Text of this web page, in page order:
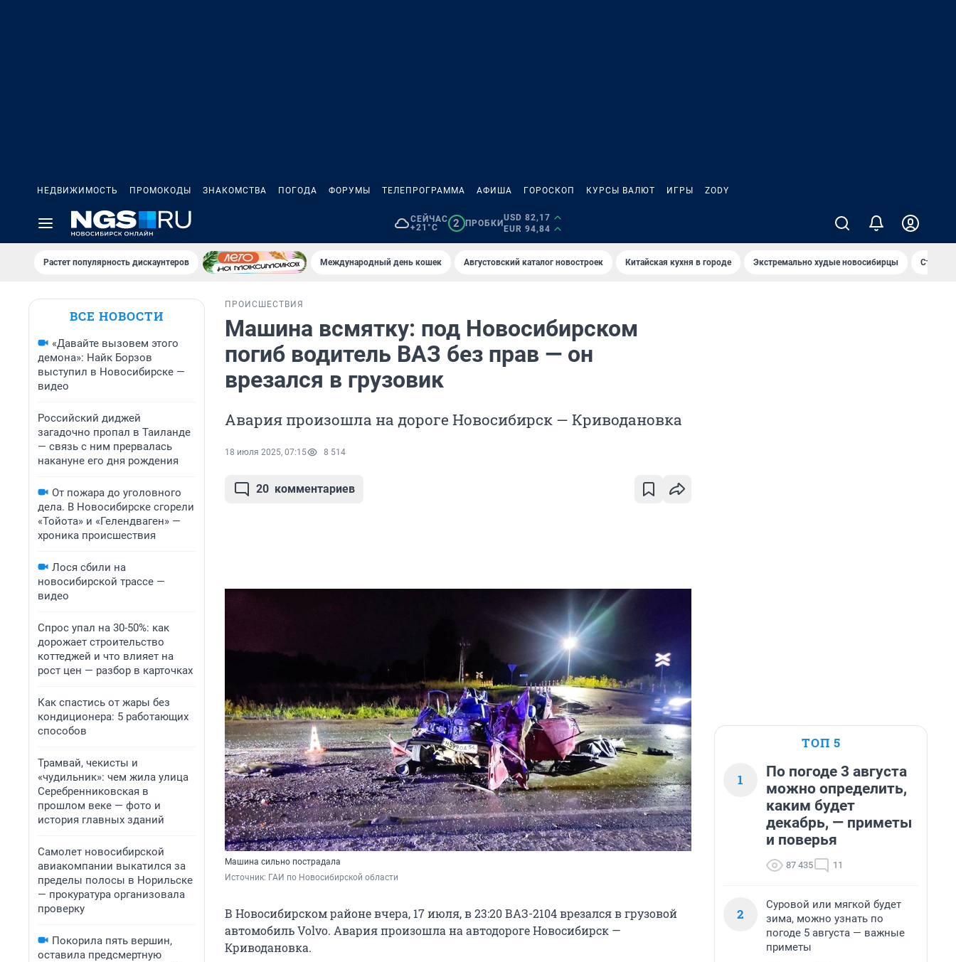
НЕДВИЖИМОСТЬ ПРОМОКОДЫ ЗНАКОМСТВА ПОГОДА ФОРУМЫ ТЕЛЕПРОГРАММА АФИША ГОРОСКОП КУРСЫ ВАЛЮТ ИГРЫ ZODY
СЕЙЧАС
+21°C
2 ПРОБКИ
USD 82,17
EUR 94,84
Растет популярность дискаунтеров Международный день кошек Августовский каталог новостроек Китайская кухня в городе Экстремально худые новосибирцы Старт
ВСЕ НОВОСТИ
«Давайте вызовем этого
демона»: Найк Борзов
выступил в Новосибирске —
видео
Российский диджей
загадочно пропал в Таиланде
— связь с ним прервалась
накануне его дня рождения
От пожара до уголовного
дела. В Новосибирске сгорели
«Тойота» и «Гелендваген» —
хроника происшествия
Лося сбили на
новосибирской трассе —
видео
Спрос упал на 30-50%: как
дорожает строительство
коттеджей и что влияет на
рост цен — разбор в карточках
Как спастись от жары без
кондиционера: 5 работающих
способов
Трамвай, чекисты и
«чудильник»: чем жила улица
Серебренниковская в
прошлом веке — фото и
история главных зданий
Самолет новосибирской
авиакомпании выкатился за
пределы полосы в Норильске
— прокуратура организовала
проверку
Покорила пять вершин,
оставила предсмертную
ПРОИСШЕСТВИЯ
Машина всмятку: под Новосибирском
погиб водитель ВАЗ без прав — он
врезался в грузовик
Авария произошла на дороге Новосибирск — Криводановка
18 июля 2025, 07:15 8 514
20 комментариев
Машина сильно пострадала
Источник: ГАИ по Новосибирской области
В Новосибирском районе вчера, 17 июля, в 23:20 ВАЗ-2104 врезался в грузовой
автомобиль Volvo. Авария произошла на автодороге Новосибирск —
Криводановка.
ТОП 5
1
По погоде 3 августа
можно определить,
каким будет
декабрь, — приметы
и поверья
87 435 11
2
Суровой или мягкой будет
зима, можно узнать по
погоде 5 августа — важные
приметы